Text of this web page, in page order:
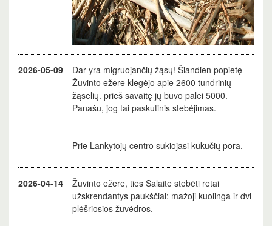
2026-05-09
Dar yra migruojančių žąsų! Šiandien popietę
Žuvinto ežere klegėjo apie 2600 tundrinių
žąselių. prieš savaitę jų buvo palei 5000.
Panašu, jog tai paskutinis stebėjimas.
Prie Lankytojų centro sukiojasi kukučių pora.
2026-04-14
Žuvinto ežere, ties Salaite stebėti retai
užskrendantys paukščiai: mažoji kuolinga ir dvi
plėšriosios žuvėdros.